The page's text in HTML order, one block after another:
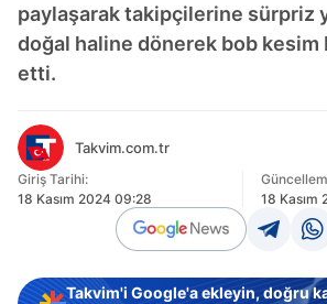
paylaşarak takipçilerine sürpriz
doğal haline dönerek bob
etti.
Takvim.com.tr
Giriş Tarihi:
18 Kasım 2024 09:28
18 Kasım
Takvim'i Google'a ekleyin, doğru